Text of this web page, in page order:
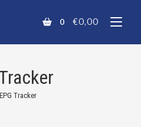
0 €0,00
EPG Tracker